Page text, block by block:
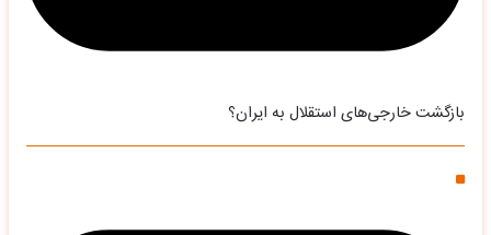
بازگشت خارجی‌های استقلال به ایران؟